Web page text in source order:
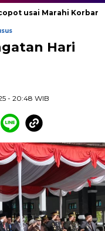
usai Marahi Korban
Hari
- 20:48 WIB